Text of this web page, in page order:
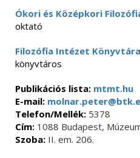
Ókori és Középkori
oktató
Filozófia Intézet Könyvtára
könyvtáros
Publikációs lista: mtmt.hu
E-mail:
Telefon/Mellék: 5378
Cím: 1088 Budapest,
Szoba: II. em. 206.